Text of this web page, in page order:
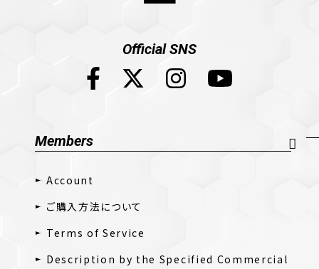
Official SNS
Members
Account
ご購入方法について
Terms of Service
Description by the Specified Commercial